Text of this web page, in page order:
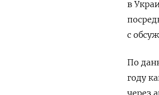
в
с
По
году
через